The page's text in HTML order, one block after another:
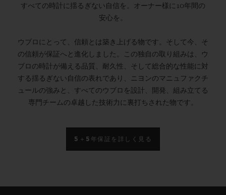
すべての時計に揺るぎない自信を。オーナー様に10年間の
安心を。
ウブロにとって、信頼とは築き上げる物です。そして今、そ
の信頼が保証へと進化しました。この独自の取り組みは、ウ
ブロの時計が備える品質、耐久性、そして総合的な性能に対
する揺るぎない自信の表れであり、ニヨンのマニュファクチ
ュールの強みと、すべてのウブロを設計、開発、組み立てる
専門チームの卓越した技術力に裏打ちされた物です。
5＋5年保証を詳しく見る